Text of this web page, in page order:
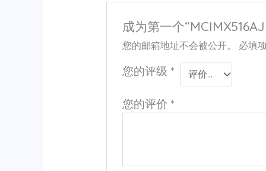
成为第一个
您的邮箱地址不会被公开。 必填
您的评级 *
您的评价 *